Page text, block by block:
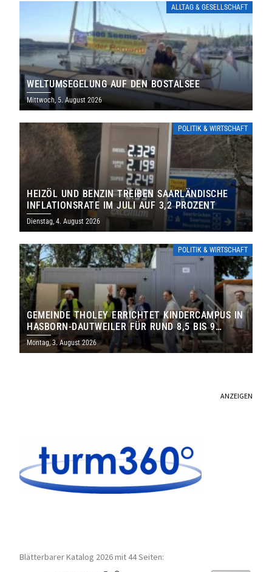
ALLTAG & GESELLSCHAFT
WELTUMSEGELUNG AUF DEN BOSTALSEE
Mittwoch, 5. August 2026
POLITIK & WIRTSCHAFT
HEIZÖL UND BENZIN TREIBEN SAARLÄNDISCHE
INFLATIONSRATE IM JULI AUF 3,2 PROZENT
Dienstag, 4. August 2026
POLITIK & WIRTSCHAFT
GEMEINDE THOLEY ERRICHTET KINDERCAMPUS IN
HASBORN-DAUTWEILER FÜR RUND 8,5 BIS 9
MILLIONEN EURO
Montag, 3. August 2026
ANZEIGEN
Blätterbarer Katalog 2026 mit 44 Seiten: